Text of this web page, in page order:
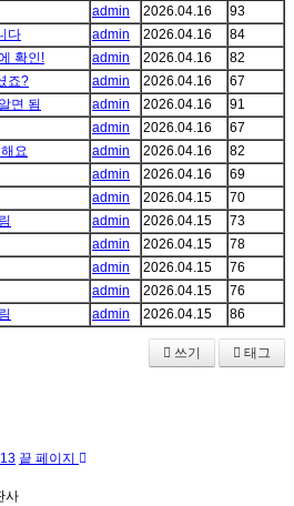
admin 2026.04.16
93
다 admin 2026.04.16
84
확인! admin 2026.04.16
82
죠? admin 2026.04.16
67
면 됨 admin 2026.04.16
91
admin 2026.04.16
67
요 admin 2026.04.16
82
admin 2026.04.16
69
admin 2026.04.15
70
admin 2026.04.15
73
admin 2026.04.15
78
admin 2026.04.15
76
admin 2026.04.15
76
admin 2026.04.15 86
쓰기 태그
13 끝 페이지
사